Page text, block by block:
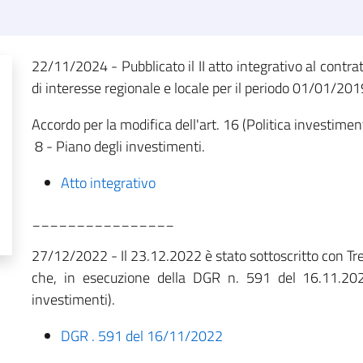
22/11/2024 - Pubblicato il II atto integrativo al
di interesse regionale e locale per il periodo 01/01/
Accordo per la modifica dell'art. 16 (Politica
8 - Piano degli investimenti.
Atto integrativo
27/12/2022 - Il 23.12.2022 è stato sottoscritto con
che, in esecuzione della DGR n. 591 del
investimenti).
DGR . 591 del 16/11/2022